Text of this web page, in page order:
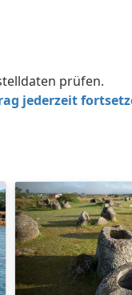
prüfen.
jederzeit